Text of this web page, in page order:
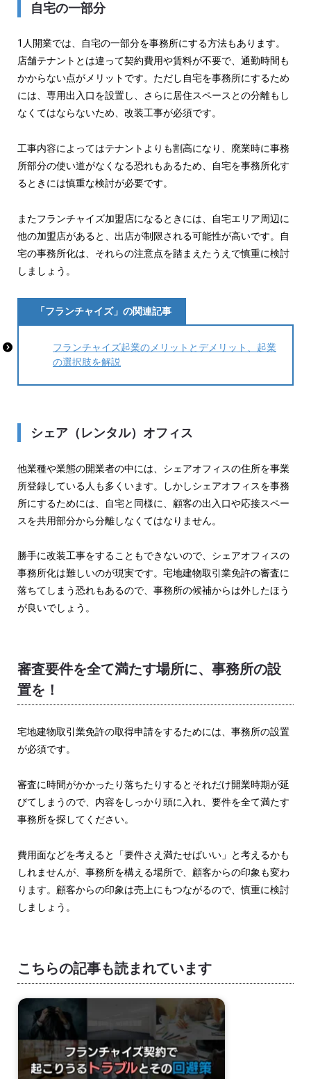
自宅の一部分
1人開業では、自宅の一部分を事務所にする方法もあります。
店舗テナントとは違って契約費用や賃料が不要で、通勤時間も
かからない点がメリットです。ただし自宅を事務所にするため
には、専用出入口を設置し、さらに居住スペースとの分離もし
なくてはならないため、改装工事が必須です。
工事内容によってはテナントよりも割高になり、廃業時に事務
所部分の使い道がなくなる恐れもあるため、自宅を事務所化す
るときには慎重な検討が必要です。
またフランチャイズ加盟店になるときには、自宅エリア周辺に
他の加盟店があると、出店が制限される可能性が高いです。自
宅の事務所化は、それらの注意点を踏まえたうえで慎重に検討
しましょう。
「フランチャイズ」の関連記事
フランチャイズ起業のメリットとデメリット、起業
の選択肢を解説
シェア（レンタル）オフィス
他業種や業態の開業者の中には、シェアオフィスの住所を事業
所登録している人も多くいます。しかしシェアオフィスを事務
所にするためには、自宅と同様に、顧客の出入口や応接スペー
スを共用部分から分離しなくてはなりません。
勝手に改装工事をすることもできないので、シェアオフィスの
事務所化は難しいのが現実です。宅地建物取引業免許の審査に
落ちてしまう恐れもあるので、事務所の候補からは外したほう
が良いでしょう。
審査要件を全て満たす場所に、事務所の設
置を！
宅地建物取引業免許の取得申請をするためには、事務所の設置
が必須です。
審査に時間がかかったり落ちたりするとそれだけ開業時期が延
びてしまうので、内容をしっかり頭に入れ、要件を全て満たす
事務所を探してください。
費用面などを考えると「要件さえ満たせばいい」と考えるかも
しれませんが、事務所を構える場所で、顧客からの印象も変わ
ります。顧客からの印象は売上にもつながるので、慎重に検討
しましょう。
こちらの記事も読まれています